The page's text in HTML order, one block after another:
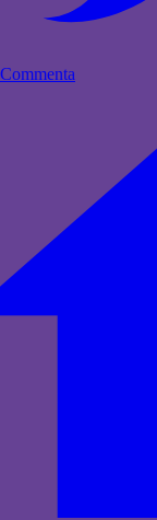
Commenta